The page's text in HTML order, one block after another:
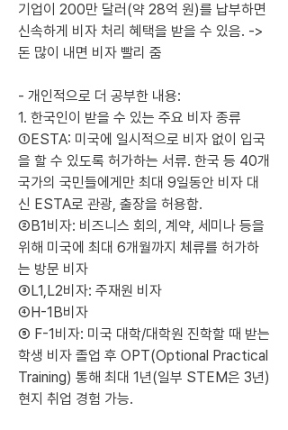
기업이 200만 달러(약 28억 원)를 납부하면
신속하게 비자 처리 혜택을 받을 수 있음. ->
돈 많이 내면 비자 빨리 줌
- 개인적으로 더 공부한 내용:
1. 한국인이 받을 수 있는 주요 비자 종류
➀ESTA: 미국에 일시적으로 비자 없이 입국
을 할 수 있도록 허가하는 서류. 한국 등 40개
국가의 국민들에게만 최대 9일동안 비자 대
신 ESTA로 관광, 출장을 허용함.
➁B1비자: 비즈니스 회의, 계약, 세미나 등을
위해 미국에 최대 6개월까지 체류를 허가하
는 방문 비자
➂L1,L2비자: 주재원 비자
➃H-1B비자
➄ F-1비자: 미국 대학/대학원 진학할 때 받는
학생 비자 졸업 후 OPT(Optional Practical
Training) 통해 최대 1년(일부 STEM은 3년)
현지 취업 경험 가능.